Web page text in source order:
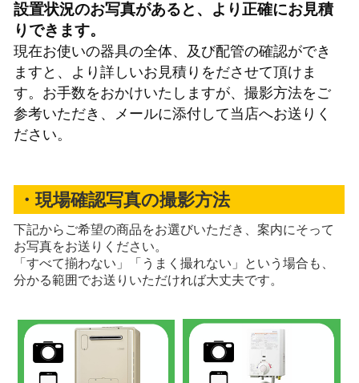
設置状況のお写真があると、より正確にお見積
りできます。
現在お使いの器具の全体、及び配管の確認ができ
ますと、より詳しいお見積りをださせて頂けま
す。お手数をおかけいたしますが、撮影方法をご
参考いただき、メールに添付して当店へお送りく
ださい。
・現場確認写真の撮影方法
下記からご希望の商品をお選びいただき、案内にそって
お写真をお送りください。
「すべて揃わない」「うまく撮れない」という場合も、
分かる範囲でお送りいただければ大丈夫です。